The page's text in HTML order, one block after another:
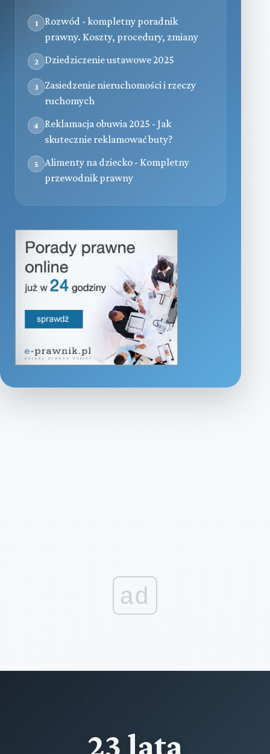
1
Rozwód - kompletny poradnik
prawny. Koszty, procedury, zmiany
2 Dziedziczenie ustawowe 2025
3
Zasiedzenie nieruchomości i rzeczy
ruchomych
4
Reklamacja obuwia 2025 - Jak
skutecznie reklamować buty?
5
Alimenty na dziecko - Kompletny
przewodnik prawny
ad
23 lata